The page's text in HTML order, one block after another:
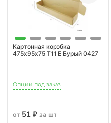
Картонная коробка
475х95х75 Т11 E Бурый 0427
Опции под заказ
от 51 ₽ за шт